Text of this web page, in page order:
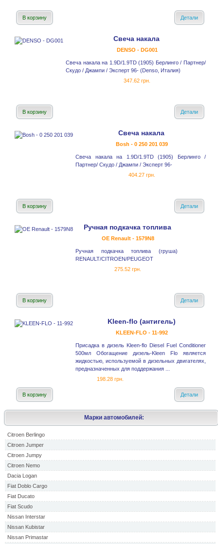
Марки автомобилей:
Citroen Berlingo
Citroen Jumper
Citroen Jumpy
Citroen Nemo
Dacia Logan
Fiat Doblo Cargo
Fiat Ducato
Fiat Scudo
Nissan Interstar
Nissan Kubistar
Nissan Primastar
В корзину Детали
Свеча накала
DENSO - DG001
Свеча накала на 1.9D/1.9TD (1905) Берлинго / Партнер/
Скудо / Джампи / Эксперт 96- (Denso, Италия)
347.62 грн.
В корзину Детали
Свеча накала
Bosh - 0 250 201 039
Свеча накала на 1.9D/1.9TD (1905) Берлинго /
Партнер/ Скудо / Джампи / Эксперт 96-
404.27 грн.
В корзину Детали
Ручная подкачка топлива
OE Renault - 1579N8
Ручная подкачка топлива (груша)
RENAULT/CITROEN/PEUGEOT
275.52 грн.
В корзину Детали
Kleen-flo (антигель)
KLEEN-FLO - 11-992
Присадка в дизель Kleen-flo Diesel Fuel Conditioner
500мл Обогащение дизель-Kleen Flo является
жидкостью, используемой в дизельных двигателях,
предназначенных для поддержания ...
198.28 грн.
В корзину Детали